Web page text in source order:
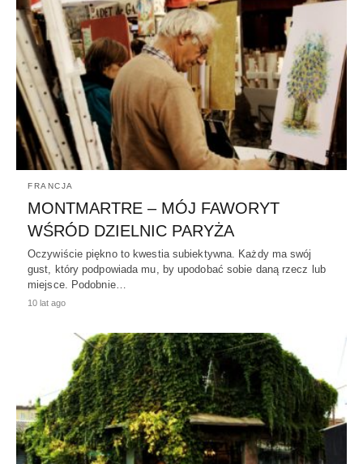
FRANCJA
MONTMARTRE – MÓJ FAWORYT
WŚRÓD DZIELNIC PARYŻA
Oczywiście piękno to kwestia subiektywna. Każdy ma swój
gust, który podpowiada mu, by upodobać sobie daną rzecz lub
miejsce. Podobnie…
10 lat ago